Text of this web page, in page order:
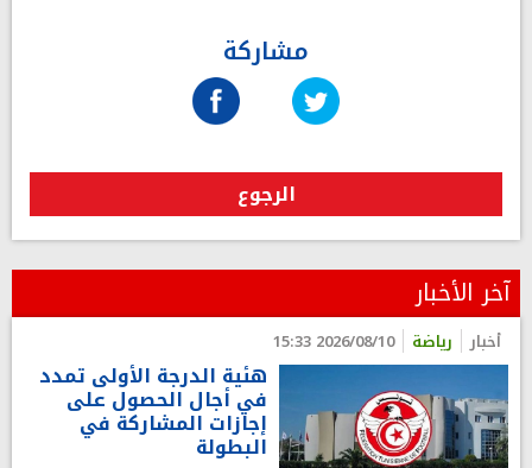
مشاركة
الرجوع
آخر الأخبار
أخبار رياضة 2026/08/10 15:33
هئية الدرجة الأولى تمدد
في أجال الحصول على
إجازات المشاركة في
البطولة